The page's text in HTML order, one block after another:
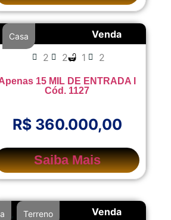
Venda
Casa
2 2 1 2
15 MIL DE ENTRADA I
Cód. 1127
R$ 360.000,00
Saiba Mais
Venda
, Terreno